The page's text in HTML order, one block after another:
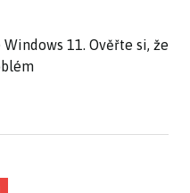
11. Ověřte si, že